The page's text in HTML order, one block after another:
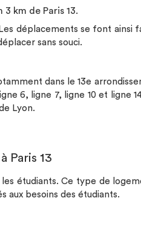
3 km de Paris 13.
déplacements se font
sans souci.
dans le 13e
6, ligne 7, ligne 10 et ligne
Lyon.
Paris 13
étudiants. Ce type de
aux besoins des étudiants.